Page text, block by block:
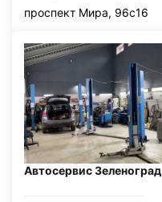
проспект Мира, 96с16
Автосервис Зеленоград